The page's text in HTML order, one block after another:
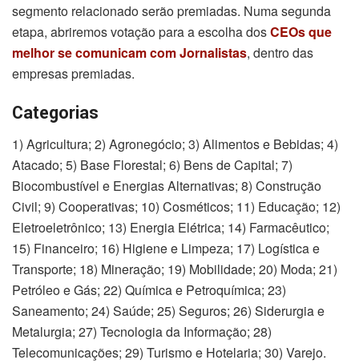
segmento relacionado serão premiadas. Numa segunda
etapa, abriremos votação para a escolha dosCEOs que
melhor se comunicam com Jornalistas, dentro das
empresas premiadas.
Categorias
1) Agricultura; 2) Agronegócio; 3) Alimentos e Bebidas; 4)
Atacado; 5) Base Florestal; 6) Bens de Capital; 7)
Biocombustível e Energias Alternativas; 8) Construção
Civil; 9) Cooperativas; 10) Cosméticos; 11) Educação; 12)
Eletroeletrônico; 13) Energia Elétrica; 14) Farmacêutico;
15) Financeiro; 16) Higiene e Limpeza; 17) Logística e
Transporte; 18) Mineração; 19) Mobilidade; 20) Moda; 21)
Petróleo e Gás; 22) Química e Petroquímica; 23)
Saneamento; 24) Saúde; 25) Seguros; 26) Siderurgia e
Metalurgia; 27) Tecnologia da Informação; 28)
Telecomunicações; 29) Turismo e Hotelaria; 30) Varejo.